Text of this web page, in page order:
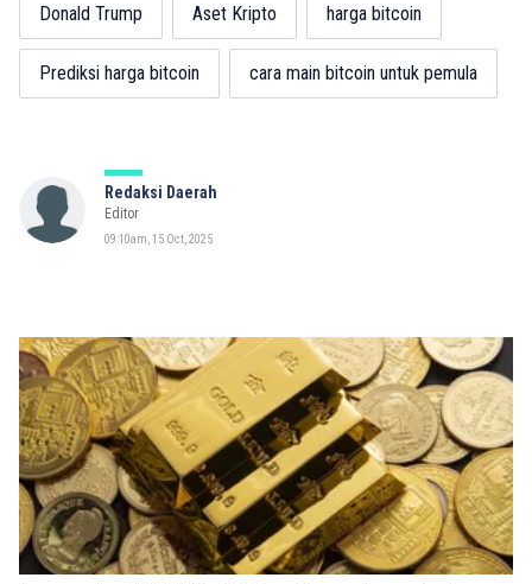
Donald Trump Aset Kripto harga bitcoin
Prediksi harga bitcoin cara main bitcoin untuk pemula
Redaksi Daerah
Editor
09:10am, 15 Oct, 2025